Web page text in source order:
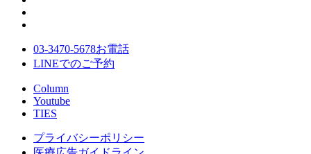
03-3470-5678お電話
LINEでのご予約
Column
Youtube
TIES
プライバシーポリシー